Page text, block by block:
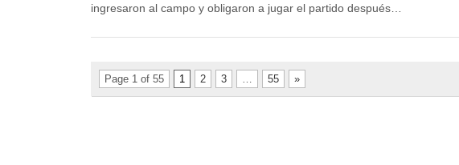
ingresaron al campo y obligaron a jugar el partido después…
Page 1 of 55 1 2 3 55 »